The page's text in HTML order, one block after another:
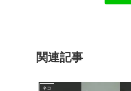
関連記事
ネコ